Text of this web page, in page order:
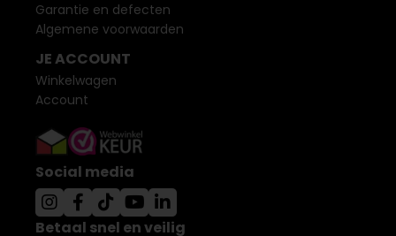
Garantie en defecten
Algemene voorwaarden
JE ACCOUNT
Winkelwagen
Account
Social media
Betaal snel en veilig